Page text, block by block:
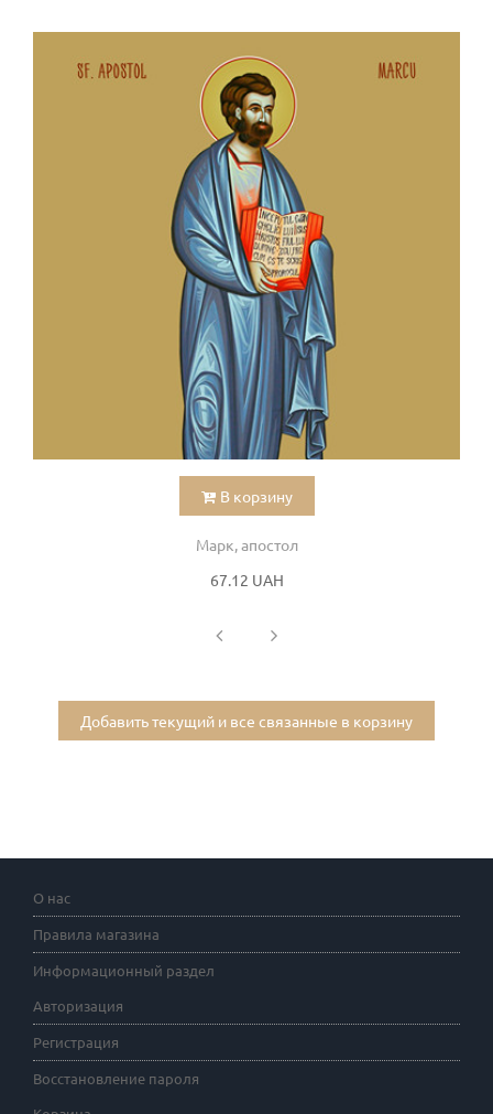
В корзину
Марк, апостол
67.12 UAH
Добавить текущий и все связанные в корзину
О нас
Правила магазина
Информационный раздел
Авторизация
Регистрация
Восстановление пароля